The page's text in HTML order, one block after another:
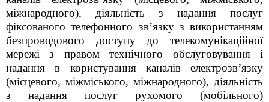
міжнародного), діяльність з надання послуг
фіксованого телефонного зв’язку з використанням
безпроводового доступу до телекомунікаційної
мережі з правом технічного обслуговування і
надання в користування каналів електрозв’язку
(місцевого, міжміського, міжнародного), діяльність
з надання послуг рухомого (мобільного)